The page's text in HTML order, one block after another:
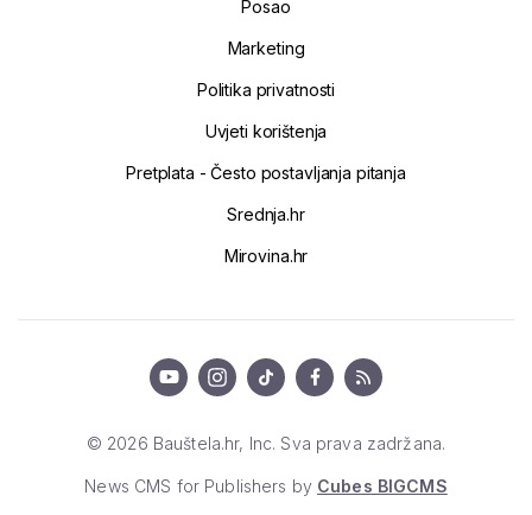
Posao
Marketing
Politika privatnosti
Uvjeti korištenja
Pretplata - Često postavljanja pitanja
Srednja.hr
Mirovina.hr
© 2026 Bauštela.hr, Inc. Sva prava zadržana.
News CMS for Publishers by Cubes BIGCMS